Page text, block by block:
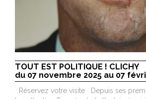
TOUT EST POLITIQUE ! CLICHY
du 07 novembre 2025 au 07
Réservez votre visite Depuis ses